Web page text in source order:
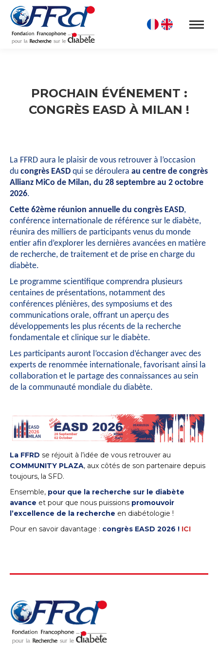
PROCHAIN ÉVÉNEMENT :
CONGRÈS EASD À MILAN !
La FFRD aura le plaisir de vous retrouver à l’occasion
du congrès EASD qui se déroulera au centre de congrès
Allianz MiCo de Milan, du 28 septembre au 2 octobre
2026.
Cette 62ème réunion annuelle du congrès EASD,
conférence internationale de référence sur le diabète,
réunira des milliers de participants venus du monde
entier afin d’explorer les dernières avancées en matière
de recherche, de traitement et de prise en charge du
diabète.
Le programme scientifique comprendra plusieurs
centaines de présentations, notamment des
conférences plénières, des symposiums et des
communications orale, offrant un aperçu des
développements les plus récents de la recherche
fondamentale et clinique sur le diabète.
Les participants auront l’occasion d’échanger avec des
experts de renommée internationale, favorisant ainsi la
collaboration et le partage des connaissances au sein
de la communauté mondiale du diabète.
La FFRD se réjouit à l’idée de vous retrouver au
COMMUNITY PLAZA, aux côtés de son partenaire depuis
toujours, la SFD.
Ensemble, pour que la recherche sur le diabète
avance et pour que nous puissions promouvoir
l’excellence de la recherche en diabétologie !
Pour en savoir davantage : congrès EASD 2026 ! ICI